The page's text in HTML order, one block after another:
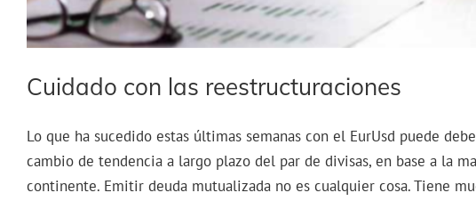
Cuidado con las reestructuraciones
Lo que ha sucedido estas últimas semanas con el EurUsd puede
cambio de tendencia a largo plazo del par de divisas, en base a la
continente. Emitir deuda mutualizada no es cualquier cosa. Tiene